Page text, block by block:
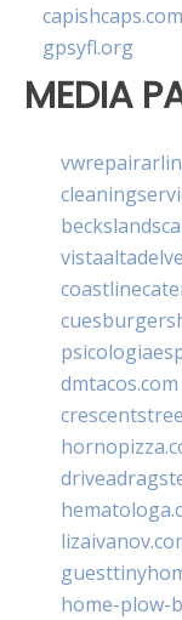
capishcaps.com
gpsyfl.org
MEDIA
dmtacos.com
home-plow-